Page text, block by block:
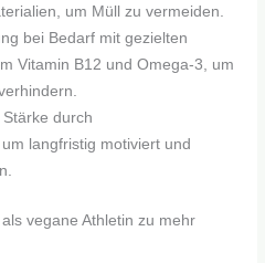
um Müll zu vermeiden.
bei Bedarf mit gezielten
Vitamin B12 und Omega-3, um
durch
langfristig motiviert und
vegane Athletin zu mehr